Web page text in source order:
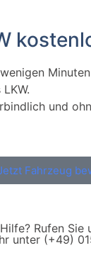
und
Fahrzeug
Rufen Sie
unter (+49)